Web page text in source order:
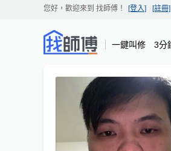
您好，歡迎來到 找師傅 ！ [登入] [註冊]
一鍵叫修 3分